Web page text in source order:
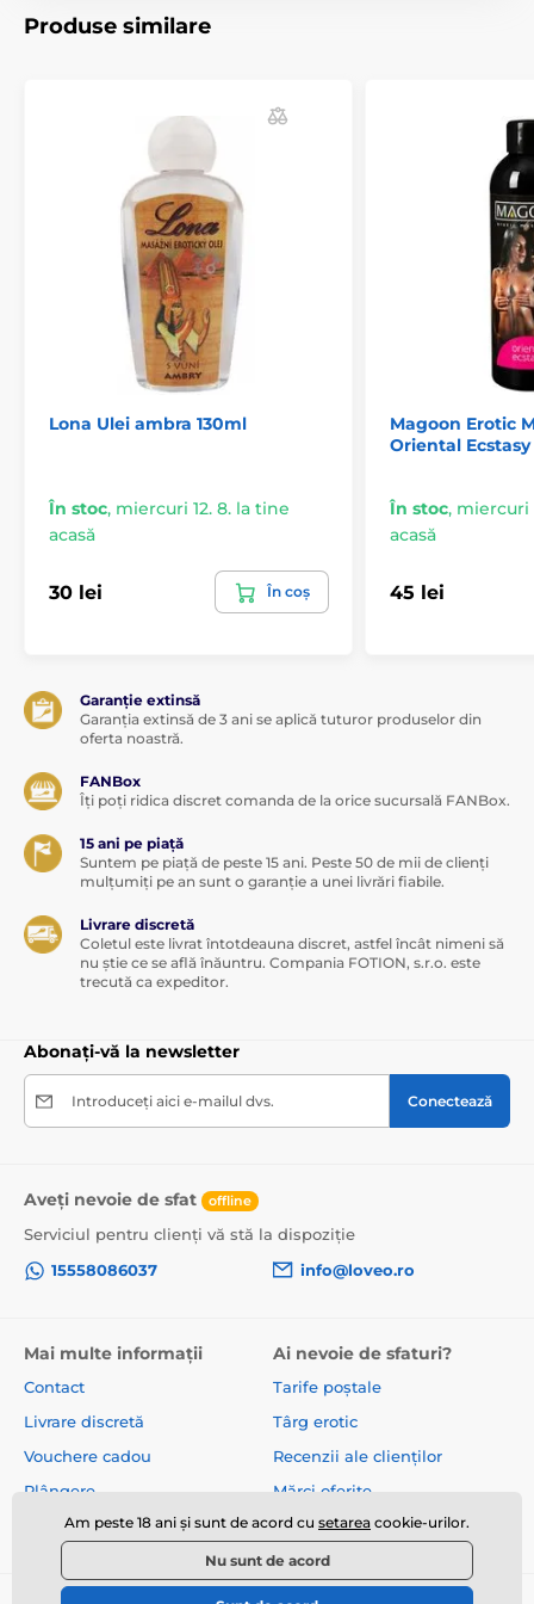
Produse similare
Lona Ulei ambra 130ml
În stoc, miercuri 12. 8. la tine
acasă
30 lei În coș
Magoon Erotic
Oriental
În stoc, miercuri
acasă
45 lei
Garanție extinsă
Garanția extinsă de 3 ani se aplică tuturor produselor din
oferta noastră.
FANBox
Îți poți ridica discret comanda de la orice sucursală FANBox.
15 ani pe piață
Suntem pe piață de peste 15 ani. Peste 50 de mii de clienți
mulțumiți pe an sunt o garanție a unei livrări fiabile.
Livrare discretă
Coletul este livrat întotdeauna discret, astfel încât nimeni să
nu știe ce se află înăuntru. Compania FOTION, s.r.o. este
trecută ca expeditor.
Abonați-vă la newsletter
Introduceți aici e-mailul dvs. Conectează
Aveți nevoie de sfat offline
Serviciul pentru clienți vă stă la dispoziție
15558086037
info@loveo.ro
Mai multe informații
Contact
Livrare discretă
Vouchere cadou
Plângere
Despre noi
Ai nevoie de sfaturi?
Tarife poștale
Târg erotic
Recenzii ale clienților
Mărci oferite
Termeni și condiții
Am peste 18 ani și sunt de acord cu setarea cookie-urilor.
Nu sunt de acord